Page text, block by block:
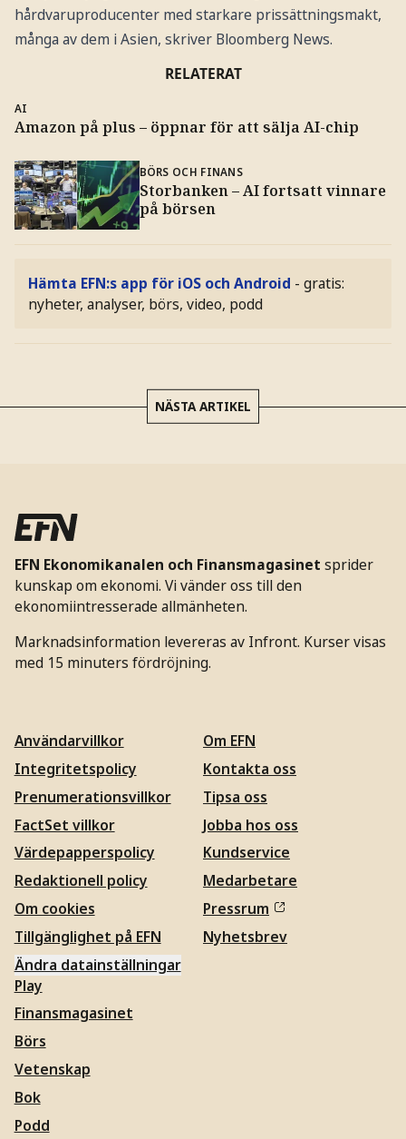
hårdvaruproducenter med starkare prissättningsmakt,
många av dem i Asien, skriver Bloomberg News.
RELATERAT
AI
Amazon på plus – öppnar för att sälja AI-chip
BÖRS OCH FINANS
Storbanken – AI fortsatt vinnare
på börsen
Hämta EFN:s app för iOS och Android - gratis:
nyheter, analyser, börs, video, podd
NÄSTA ARTIKEL
EFN Ekonomikanalen och Finansmagasinet sprider
kunskap om ekonomi. Vi vänder oss till den
ekonomiintresserade allmänheten.
Marknadsinformation levereras av Infront. Kurser visas
med 15 minuters fördröjning.
Användarvillkor
Integritetspolicy
Prenumerationsvillkor
FactSet villkor
Värdepapperspolicy
Redaktionell policy
Om cookies
Tillgänglighet på EFN
Ändra datainställningar
Om EFN
Kontakta oss
Tipsa oss
Jobba hos oss
Kundservice
Medarbetare
Pressrum
Nyhetsbrev
Play
Finansmagasinet
Börs
Vetenskap
Bok
Podd